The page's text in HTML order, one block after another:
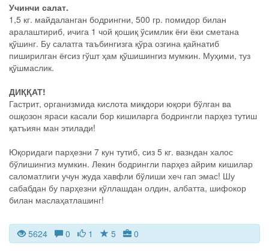
Учинчи салат.
1,5 кг. майдаланган бодрингни, 500 гр. помидор билан
аралаштириб, ичига 1 чой қошиқ ўсимлик ёғи ёки сметана
қўшинг. Бу салатга таъбингизга қўра озгина қайнатиб
пиширилган ёғсиз гўшт ҳам қўшишингиз мумкин. Муҳими, туз
қўшмаслик.
ДИҚҚАТ!
Гастрит, организмида кислота миқдори юқори бўлган ва
ошқозон яраси касали бор кишиларга бодрингли парҳез тутиш
қатъиян ман этилади!
Юқоридаги парҳезни 7 кун тутиб, сиз 5 кг. вазндан халос
бўлишингиз мумкин. Лекин бодрингли парҳез айрим кишилар
саломатлиги учун жуда хавфли бўлиши хеч гап эмас! Шу
сабабдан бу парҳезни қўллашдан олдин, албатта, шифокор
билан маслаҳатлашинг!
5624 0 1 5 0